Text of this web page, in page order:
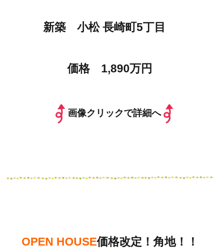
新築 小松 長崎町5丁目
価格 1,890万円
画像クリックで詳細へ
OPEN HOUSE価格改定！角地！！